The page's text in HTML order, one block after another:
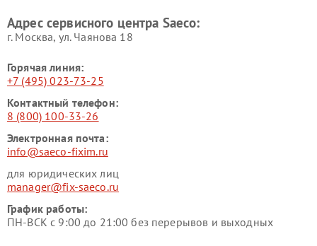
Адрес сервисного центра Saeco:
г. Москва, ул. Чаянова 18
Горячая линия:
+7 (495) 023-73-25
Контактный телефон:
8 (800) 100-33-26
Электронная почта:
info@saeco-fixim.ru
для юридических лиц
manager@fix-saeco.ru
График работы:
ПН-ВСК с 9:00 до 21:00 без перерывов и выходных